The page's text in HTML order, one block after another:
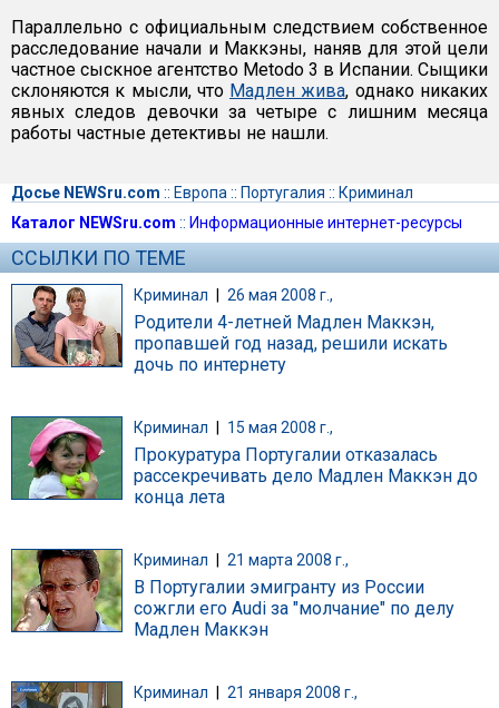
Параллельно с официальным следствием собственное
расследование начали и Маккэны, наняв для этой цели
частное сыскное агентство Metodo 3 в Испании. Сыщики
склоняются к мысли, что Мадлен жива, однако никаких
явных следов девочки за четыре с лишним месяца
работы частные детективы не нашли.
Досье NEWSru.com :: Европа :: Португалия :: Криминал
Каталог NEWSru.com :: Информационные интернет-ресурсы
ССЫЛКИ ПО ТЕМЕ
Криминал | 26 мая 2008 г.,
Родители 4-летней Мадлен Маккэн,
пропавшей год назад, решили искать
дочь по интернету
Криминал 15 мая 2008 г.,
Прокуратура Португалии отказалась
рассекречивать дело Мадлен Маккэн до
конца лета
Криминал 21 марта 2008 г.,
В Португалии эмигранту из России
сожгли его Audi за "молчание" по делу
Мадлен Маккэн
Криминал 21 января 2008 г.,